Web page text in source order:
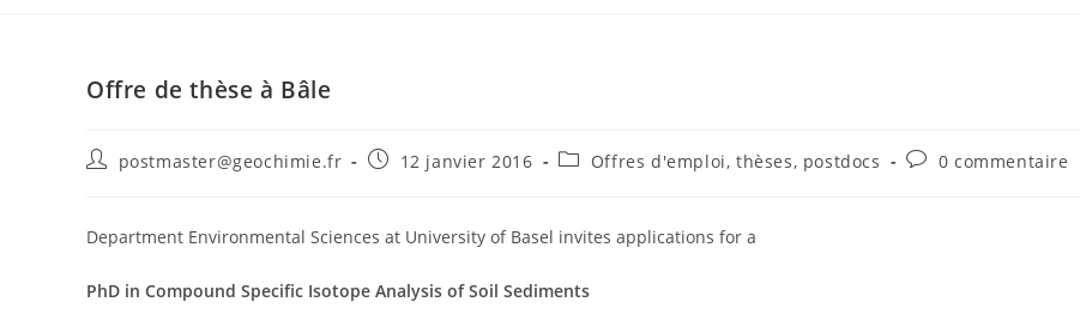
Offre de thèse à Bâle
postmaster@geochimie.fr 12 janvier 2016 Offres d'emploi, thèses, postdocs 0 commentaire
Department Environmental Sciences at University of Basel invites applications for a
PhD in Compound Specific Isotope Analysis of Soil Sediments